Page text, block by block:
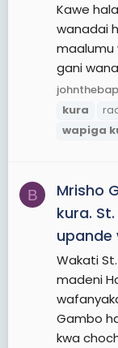
Kawe
wanadai
maalumu
gani
kura
wapiga
B
Mrisho
kura.
upande
Wakati
madeni
Gambo
kwa